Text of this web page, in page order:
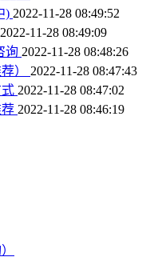
) 2022-11-28 08:49:52
2022-11-28 08:49:09
询 2022-11-28 08:48:26
） 2022-11-28 08:47:43
2022-11-28 08:47:02
2022-11-28 08:46:19